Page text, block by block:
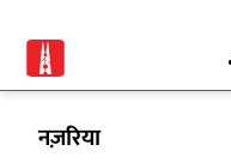
नज़रिया